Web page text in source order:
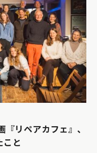
『リペアカフェ』、
こと